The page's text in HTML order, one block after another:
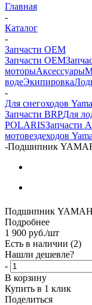
Главная
-
Каталог
-
Запчасти OEM
Запчасти OEM
моторыАксессуары
водеЭкипировка
-
Для снегоходов
Запчасти BRPДля
POLARISЗапчасти
мотовездеходов
-Подшипник
Подшипник
Подробнее
1 900 руб./шт
Есть в наличии (2)
Нашли дешевле?
-
В корзину
Купить в 1 клик
Поделиться